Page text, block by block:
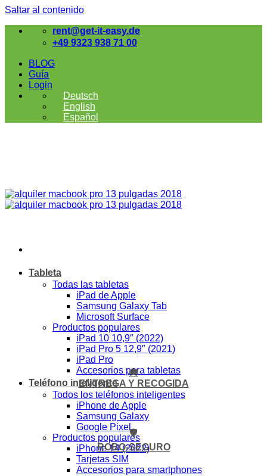
Saltar al contenido
rent@get-it-easy.de
+49 9323 938 71 00
BLOG
Guía
Login
Deutsch
English
Español
Tableta
Todas las tabletas
iPad de Apple
Samsung Galaxy Tab
Microsoft Surface
Productos populares
iPad 10 10,9″ (2022)
iPad Pro 5 12,9″ (2021)
iPad Pro
Accesorios para tabletas
Teléfono inteligente
Todos los teléfonos inteligentes
iPhone de Apple
Samsung Galaxy
Google Pixel
Productos populares
iPhone 14 (2022)
Tarjetas SIM
Accesorios para smartphones
🚚
ENTREGA Y RECOGIDA
🛡️
ROBO-SEGURO